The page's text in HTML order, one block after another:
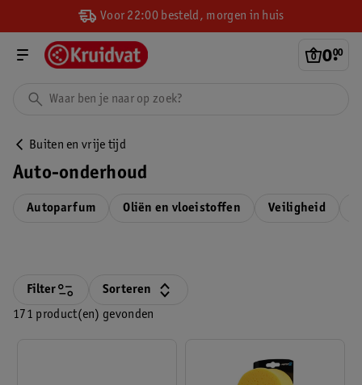
Voor 22:00 besteld, morgen in huis
0.
00
Buiten en vrije tijd
Auto-onderhoud
Autoparfum Oliën en vloeistoffen Veiligheid
171 product(en) gevonden
Filter Sorteren